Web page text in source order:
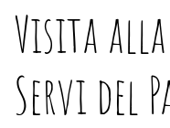
Visita
Servi del